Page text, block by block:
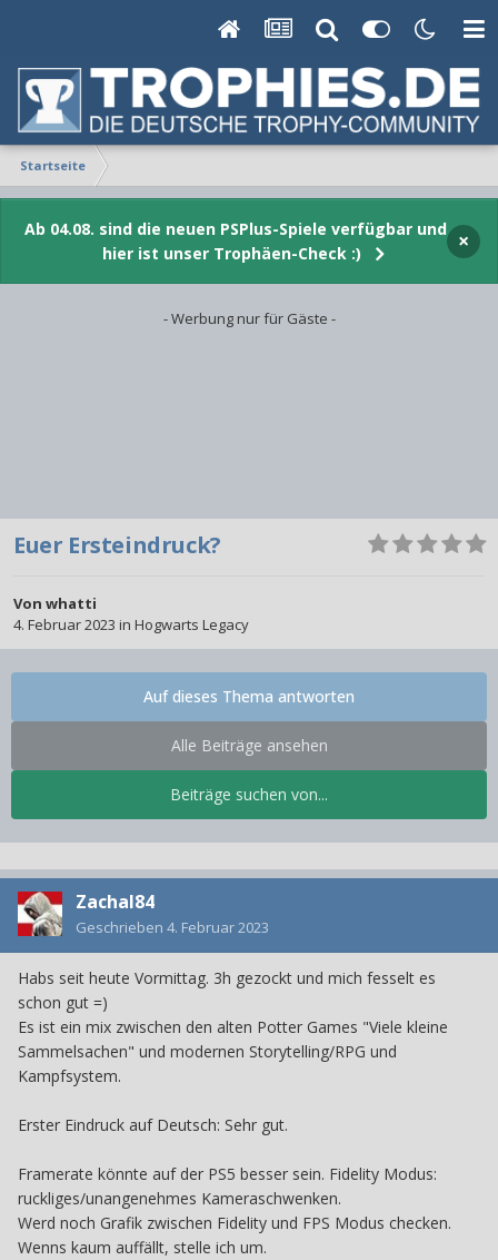
Startseite
Ab 04.08. sind die neuen PSPlus-Spiele verfügbar und
hier ist unser Trophäen-Check :)
×
- Werbung nur für Gäste -
Euer Ersteindruck?
Von whatti
4. Februar 2023 in Hogwarts Legacy
Beiträge suchen von...
Alle Beiträge ansehen
Auf dieses Thema antworten
Zachal84
Geschrieben 4. Februar 2023
Habs seit heute Vormittag. 3h gezockt und mich fesselt es
schon gut =)
Es ist ein mix zwischen den alten Potter Games "Viele kleine
Sammelsachen" und modernen Storytelling/RPG und
Kampfsystem.
Erster Eindruck auf Deutsch: Sehr gut.
Framerate könnte auf der PS5 besser sein. Fidelity Modus:
ruckliges/unangenehmes Kameraschwenken.
Werd noch Grafik zwischen Fidelity und FPS Modus checken.
Wenns kaum auffällt, stelle ich um.